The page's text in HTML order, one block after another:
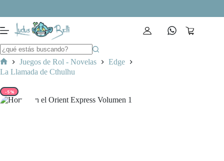
contenido
Carro
Inicio
Juegos de Rol - Novelas
Edge
La Llamada de Cthulhu
-5%